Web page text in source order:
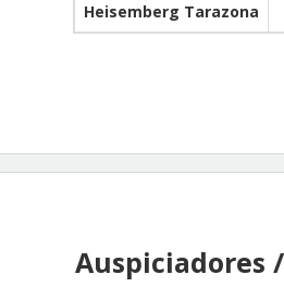
Heisemberg Tarazona
Auspiciadores